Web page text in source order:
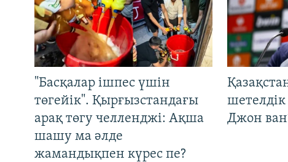
"Басқалар ішпес үшін
төгейік". Қырғызстандағы
арақ төгу челленджі: Ақша
шашу ма әлде
жамандықпен күрес пе?
шетелдік
Джон